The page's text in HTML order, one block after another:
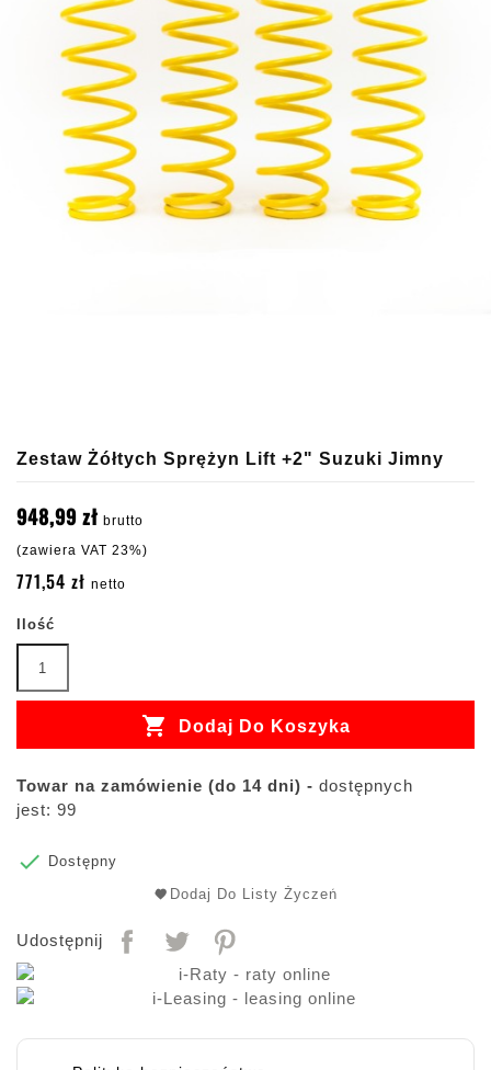
Zestaw Żółtych Sprężyn Lift +2" Suzuki Jimny
948,99 zł brutto
(zawiera VAT 23%)
771,54 zł netto
Ilość
 Dodaj Do Koszyka
Towar na zamówienie (do 14 dni) - dostępnych
jest: 99

Dostępny
Dodaj Do Listy Życzeń
Udostępnij